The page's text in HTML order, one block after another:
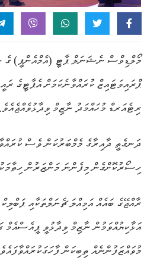
މޯލްޑިވްސް ނެޝަނަލް ޕާޓީ (އެމްއެންޕީ) ގެ
ޕްރައިވަޓައިޒް ކުރައްވާނެކަމަށް އެޕާޓީގެ
ރިޓެއަރޑް މުހައްމަދު ނާޒިމް ވިދާޅުވެއްޖެއެވެ.
ދަނގެތީ ދާއިރާގެ މެމްބަރުކަން ވެސް
ހިސޯރުކޮށްގެން މިފެންނަ މަންޒަރުން
ރާއްޖޭގެ ބައެއް އަމިއްލަ ޗެނަލްތަކާއި
އަޅާކިޔުއްވަމުން ނާޒިމް ވިދާޅުވީ ޕީއެސްއެމް
މުވައްޒަފުންނެއް ތިބިކަން